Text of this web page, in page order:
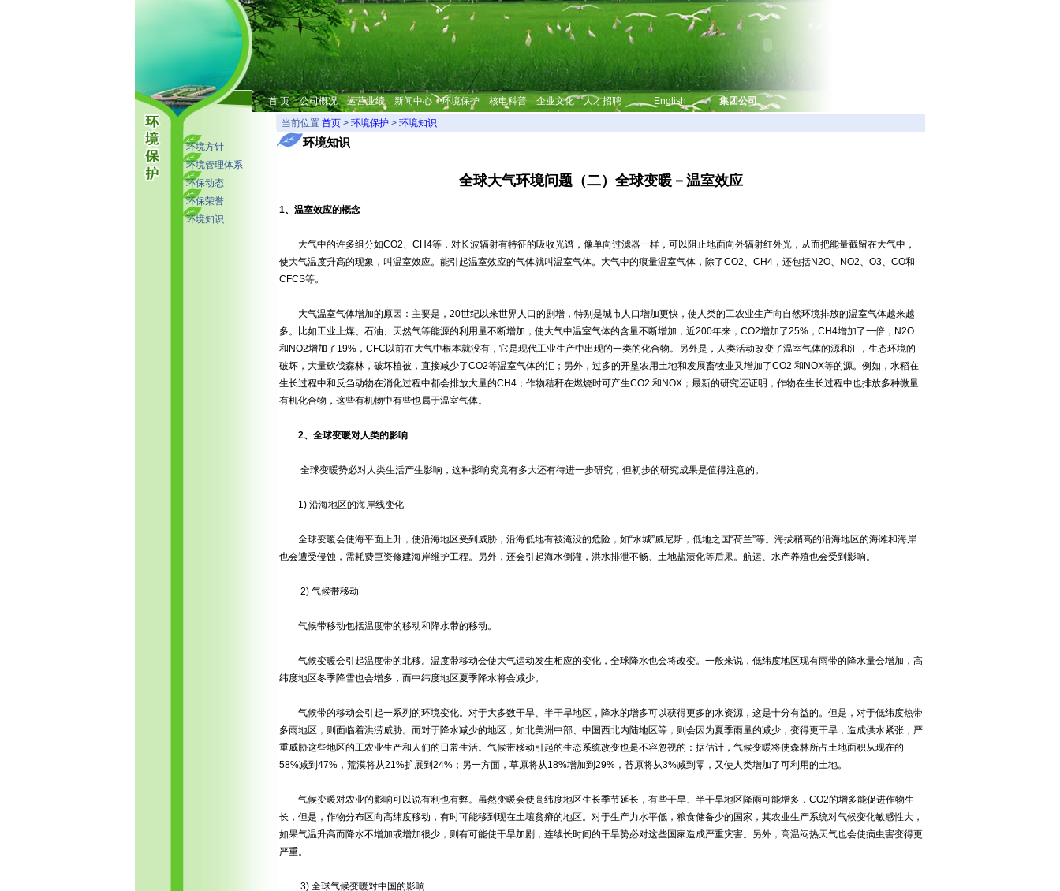
首 页 公司概况 运营业绩 新闻中心 环境保护 核电科普 企业文化 人才招聘 English 集团公司
环境方针
环境管理体系
环保动态
环保荣誉
环境知识
当前位置 首页 > 环境保护 > 环境知识
环境知识
全球大气环境问题（二）全球变暖－温室效应
1、温室效应的概念
大气中的许多组分如CO2、CH4等，对长波辐射有特征的吸收光谱，像单向过滤器一样，可以阻止地面向外辐射红外光，从而把能量截留在大气中，
使大气温度升高的现象，叫温室效应。能引起温室效应的气体就叫温室气体。大气中的痕量温室气体，除了CO2、CH4，还包括N2O、NO2、O3、CO和
CFCS等。
大气温室气体增加的原因：主要是，20世纪以来世界人口的剧增，特别是城市人口增加更快，使人类的工农业生产向自然环境排放的温室气体越来越
多。比如工业上煤、石油、天然气等能源的利用量不断增加，使大气中温室气体的含量不断增加，近200年来，CO2增加了25%，CH4增加了一倍，N2O
和NO2增加了19%，CFC以前在大气中根本就没有，它是现代工业生产中出现的一类的化合物。另外是，人类活动改变了温室气体的源和汇，生态环境的
破坏，大量砍伐森林，破坏植被，直接减少了CO2等温室气体的汇；另外，过多的开垦农用土地和发展畜牧业又增加了CO2 和NOX等的源。例如，水稻在
生长过程中和反刍动物在消化过程中都会排放大量的CH4；作物秸秆在燃烧时可产生CO2 和NOX；最新的研究还证明，作物在生长过程中也排放多种微量
有机化合物，这些有机物中有些也属于温室气体。
2、全球变暖对人类的影响
全球变暖势必对人类生活产生影响，这种影响究竟有多大还有待进一步研究，但初步的研究成果是值得注意的。
1) 沿海地区的海岸线变化
全球变暖会使海平面上升，使沿海地区受到威胁，沿海低地有被淹没的危险，如“水城”威尼斯，低地之国“荷兰”等。海拔稍高的沿海地区的海滩和海岸
也会遭受侵蚀，需耗费巨资修建海岸维护工程。另外，还会引起海水倒灌，洪水排泄不畅、土地盐渍化等后果。航运、水产养殖也会受到影响。
2) 气候带移动
气候带移动包括温度带的移动和降水带的移动。
气候变暖会引起温度带的北移。温度带移动会使大气运动发生相应的变化，全球降水也会将改变。一般来说，低纬度地区现有雨带的降水量会增加，高
纬度地区冬季降雪也会增多，而中纬度地区夏季降水将会减少。
气候带的移动会引起一系列的环境变化。对于大多数干旱、半干旱地区，降水的增多可以获得更多的水资源，这是十分有益的。但是，对于低纬度热带
多雨地区，则面临着洪涝威胁。而对于降水减少的地区，如北美洲中部、中国西北内陆地区等，则会因为夏季雨量的减少，变得更干旱，造成供水紧张，严
重威胁这些地区的工农业生产和人们的日常生活。气候带移动引起的生态系统改变也是不容忽视的：据估计，气候变暖将使森林所占土地面积从现在的
58%减到47%，荒漠将从21%扩展到24%；另一方面，草原将从18%增加到29%，苔原将从3%减到零，又使人类增加了可利用的土地。
气候变暖对农业的影响可以说有利也有弊。虽然变暖会使高纬度地区生长季节延长，有些干旱、半干旱地区降雨可能增多，CO2的增多能促进作物生
长，但是，作物分布区向高纬度移动，有时可能移到现在土壤贫瘠的地区。对于生产力水平低，粮食储备少的国家，其农业生产系统对气候变化敏感性大，
如果气温升高而降水不增加或增加很少，则有可能使干旱加剧，连续长时间的干旱势必对这些国家造成严重灾害。另外，高温闷热天气也会使病虫害变得更
严重。
3) 全球气候变暖对中国的影响